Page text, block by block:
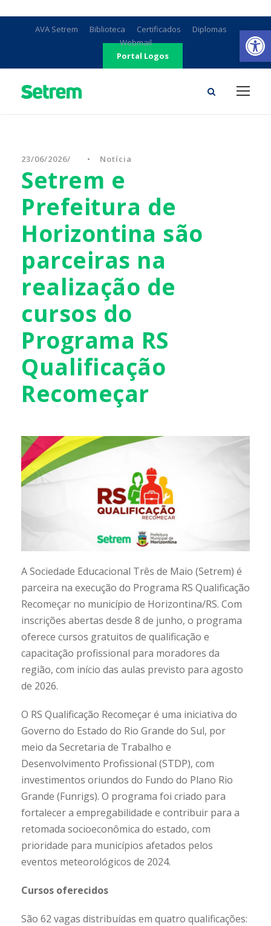
AVA Setrem Biblioteca Certificados
Diplomas
Webmail
Portal Logos
23/06/2026 • Notícia
Setrem e
Prefeitura de
Horizontina são
parceiras na
realização de
cursos do
Programa RS
Qualificação
Recomeçar
A Sociedade Educacional Três de Maio (Setrem) é
parceira na execução do Programa RS Qualificação
Recomeçar no município de Horizontina/RS. Com
inscrições abertas desde 8 de junho, o programa
oferece cursos gratuitos de qualificação e
capacitação profissional para moradores da
região, com início das aulas previsto para agosto
de 2026.
O RS Qualificação Recomeçar é uma iniciativa do
Governo do Estado do Rio Grande do Sul, por
meio da Secretaria de Trabalho e
Desenvolvimento Profissional (STDP), com
investimentos oriundos do Fundo do Plano Rio
Grande (Funrigs). O programa foi criado para
fortalecer a empregabilidade e contribuir para a
retomada socioeconômica do estado, com
prioridade para municípios afetados pelos
eventos meteorológicos de 2024.
Cursos oferecidos
São 62 vagas distribuídas em quatro qualificações: